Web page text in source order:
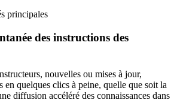
des instructions des
nouvelles ou mises à jour,
en quelques clics à peine, quelle que soit la
diffusion accéléré des connaissances dans